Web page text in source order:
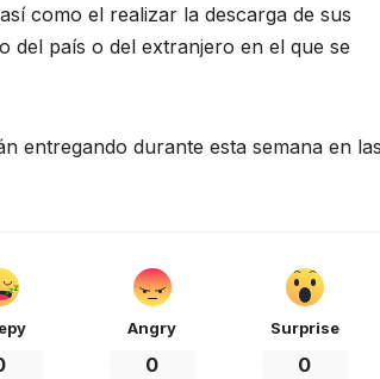
como el realizar la descarga de sus
del país o del extranjero en el que se
entregando durante esta semana en
Angry
0
Surprise
0